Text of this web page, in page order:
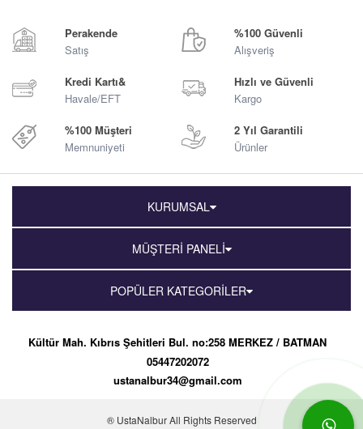
Perakende
Satış
%100 Güvenli
Alışveriş
Kredi Kartı&
Havale/EFT
Hızlı ve Güvenli
Kargo
%100 Müşteri
Memnuniyeti
2 Yıl Garantili
Ürünler
KURUMSAL
MÜŞTERİ PANELİ
POPÜLER KATEGORİLER
Kültür Mah. Kıbrıs Şehitleri Bul. no:258 MERKEZ / BATMAN
05447202072
ustanalbur34@gmail.com
® UstaNalbur All Rights Reserved